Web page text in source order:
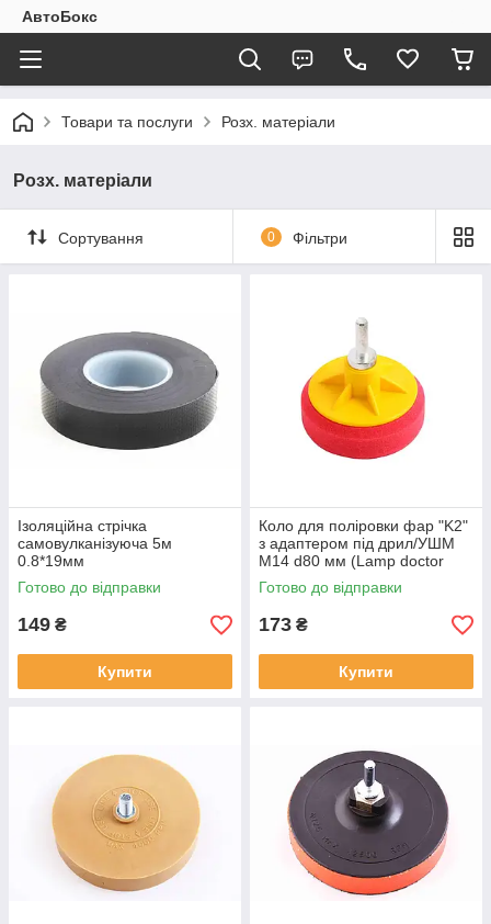
АвтоБокс
Товари та послуги Розх. матеріали
Розх. матеріали
Сортування 0 Фільтри
Ізоляційна стрічка
самовулканізуюча 5м
0.8*19мм
Готово до відправки
149 ₴
Купити
Коло для поліровки фар "K2"
з адаптером під дрил/УШМ
М14 d80 мм (Lamp doctor
pad)
Готово до відправки
173 ₴
Купити